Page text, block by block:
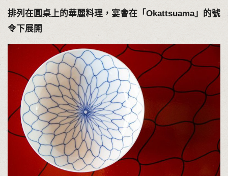
排列在圓桌上的華麗料理，宴會在「Okattsuama」的號
令下展開